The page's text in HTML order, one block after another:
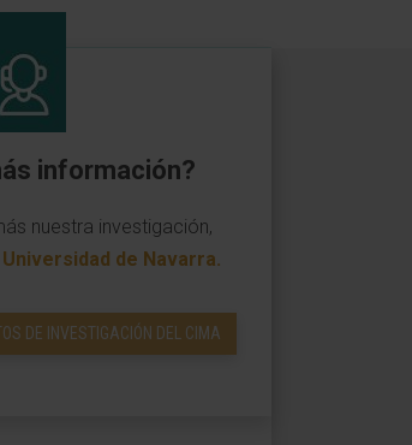
información?
nuestra investigación,
de Navarra.
DE INVESTIGACIÓN DEL CIMA